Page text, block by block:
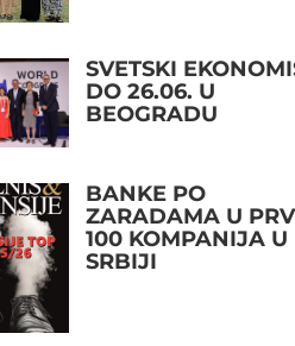
SVETSKI
DO 26.06. U
BEOGRADU
BANKE PO
ZARADAMA U
100 KOMPANIJA U
SRBIJI